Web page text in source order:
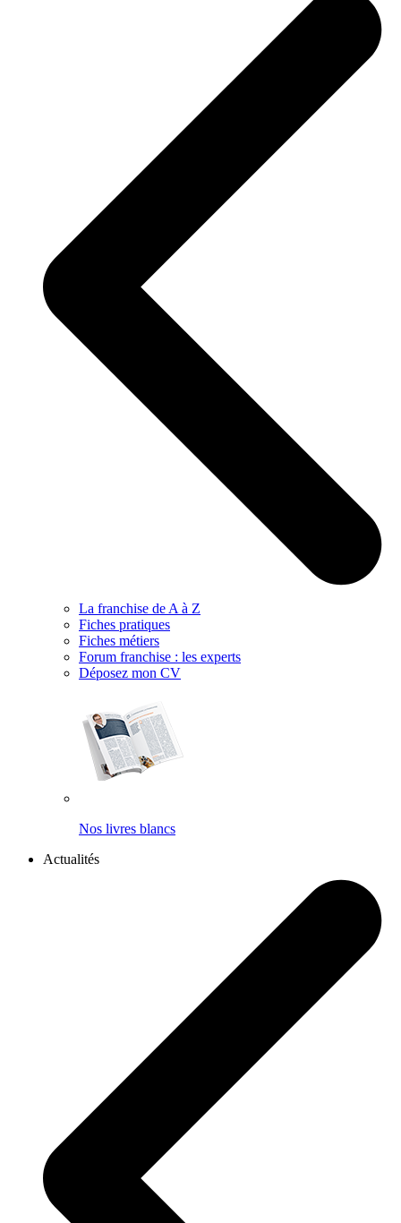
La franchise de A à Z
Fiches pratiques
Fiches métiers
Forum franchise : les experts
Déposez mon CV
Nos livres blancs
Actualités